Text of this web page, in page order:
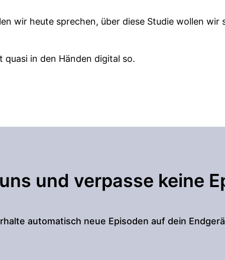
wir heute sprechen, über diese Studie wollen wir
in den Händen digital so.
in meiner Hand und ich versuche wirklich das
sahen ihr wohlbefinden, Ungefähr von wenn du
und verpasse keine
automatisch neue Episoden auf dein